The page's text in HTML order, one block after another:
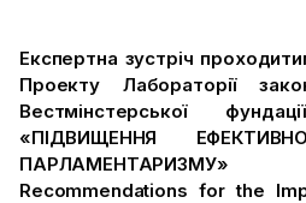
Експертна зустріч
Проекту Лабораторії
Вестмінстерської
«ПІДВИЩЕННЯ
Recommendations for the